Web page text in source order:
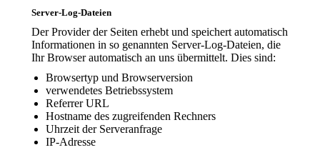
Server-Log-Dateien
Der Provider der Seiten erhebt und speichert automatisch
Informationen in so genannten Server-Log-Dateien, die
Ihr Browser automatisch an uns übermittelt. Dies sind:
Browsertyp und Browserversion
verwendetes Betriebssystem
Referrer URL
Hostname des zugreifenden Rechners
Uhrzeit der Serveranfrage
IP-Adresse